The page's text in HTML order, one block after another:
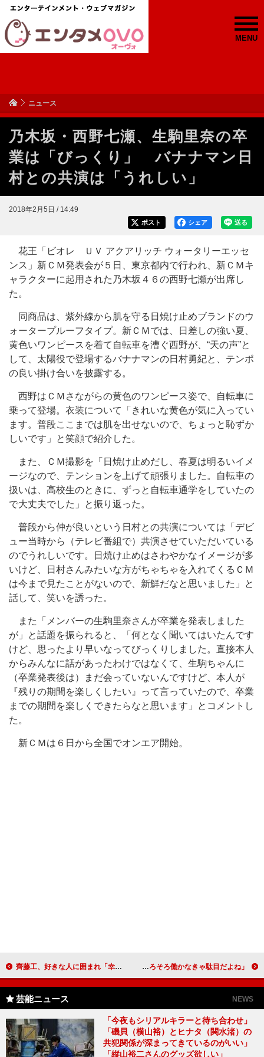
MENU
ニュース
乃木坂・西野七瀬、生駒里奈の卒
業は「びっくり」 バナナマン日
村との共演は「うれしい」
2018年2月5日 / 14:49
送る
シェア
ポスト
花王「ビオレ ＵＶ アクアリッチ ウォータリーエッセ
ンス」新ＣＭ発表会が５日、東京都内で行われ、新ＣＭキ
ャラクターに起用された乃木坂４６の西野七瀬が出席し
た。
同商品は、紫外線から肌を守る日焼け止めブランドのウ
ォータープルーフタイプ。新ＣＭでは、日差しの強い夏、
黄色いワンピースを着て自転車を漕ぐ西野が、“天の声”と
して、太陽役で登場するバナナマンの日村勇紀と、テンポ
の良い掛け合いを披露する。
西野はＣＭさながらの黄色のワンピース姿で、自転車に
乗って登場。衣装について「きれいな黄色が気に入ってい
ます。普段ここまでは肌を出せないので、ちょっと恥ずか
しいです」と笑顔で紹介した。
また、ＣＭ撮影を「日焼け止めだし、春夏は明るいイメ
ージなので、テンションを上げて頑張りました。自転車の
扱いは、高校生のときに、ずっと自転車通学をしていたの
で大丈夫でした」と振り返った。
普段から仲が良いという日村との共演については「デビ
ュー当時から（テレビ番組で）共演させていただいている
のでうれしいです。日焼け止めはさわやかなイメージが多
いけど、日村さんみたいな方がちゃちゃを入れてくるＣＭ
は今まで見たことがないので、新鮮だなと思いました」と
話して、笑いを誘った。
また「メンバーの生駒里奈さんが卒業を発表しました
が」と話題を振られると、「何となく聞いてはいたんです
けど、思ったより早いなってびっくりしました。直接本人
からみんなに話があったわけではなくて、生駒ちゃんに
（卒業発表後は）まだ会っていないんですけど、本人が
『残りの期間を楽しくしたい』って言っていたので、卒業
までの期間を楽しくできたらなと思います」とコメントし
た。
新ＣＭは６日から全国でオンエア開始。
齊藤工、好きな人に囲まれ「幸せでした」 高橋一生も「ご一緒できたのはご縁」 庄司智春、ミキティの“アメとムチ”を明かす インフル回復時は「そろそろ働かなきゃ駄目だよね」
芸能ニュース NEWS
「今夜もシリアルキラーと待ち合わせ」
「磯貝（横山裕）とヒナタ（関水渚）の
共犯関係が深まってきているのがいい」
「縦山裕二さんのグッズ欲しい」